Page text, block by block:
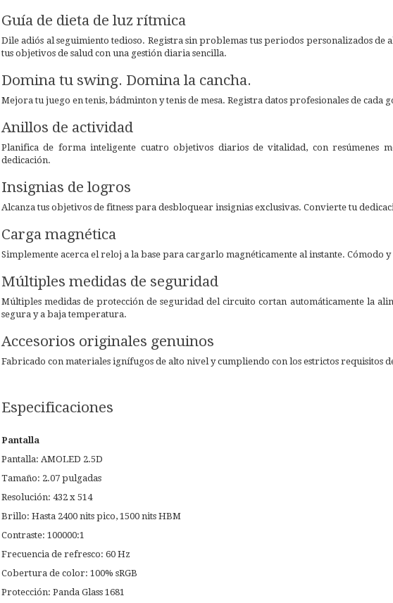
Guía de dieta de luz rítmica
Dile adiós al seguimiento tedioso. Registra sin problemas tus periodos personalizados
tus objetivos de salud con una gestión diaria sencilla.
Domina tu swing. Domina la cancha.
Mejora tu juego en tenis, bádminton y tenis de mesa. Registra datos profesionales de
Anillos de actividad
Planifica de forma inteligente cuatro objetivos diarios de vitalidad, con resúmenes
dedicación.
Insignias de logros
Alcanza tus objetivos de fitness para desbloquear insignias exclusivas. Convierte tu
Carga magnética
Simplemente acerca el reloj a la base para cargarlo magnéticamente al instante. Cómodo
Múltiples medidas de seguridad
Múltiples medidas de protección de seguridad del circuito cortan automáticamente la
segura y a baja temperatura.
Accesorios originales genuinos
Fabricado con materiales ignífugos de alto nivel y cumpliendo con los estrictos requisitos
Especificaciones
Pantalla
Pantalla: AMOLED 2.5D
Tamaño: 2.07 pulgadas
Resolución: 432 x 514
Brillo: Hasta 2400 nits pico, 1500 nits HBM
Contraste: 100000:1
Frecuencia de refresco: 60 Hz
Cobertura de color: 100% sRGB
Protección: Panda Glass 1681